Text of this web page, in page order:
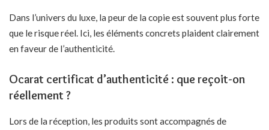
Dans l’univers du luxe, la peur de la copie est souvent plus forte
que le risque réel. Ici, les éléments concrets plaident clairement
en faveur de l’authenticité.
Ocarat certificat d’authenticité : que reçoit-on
réellement ?
Lors de la réception, les produits sont accompagnés de